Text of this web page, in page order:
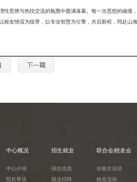
性思辨与热忱交流的氛围中圆满落幕。每一次思想的碰撞
校友情谊为纽带，以专业智慧为引擎，共启新程，同赴山海
中心概况
中心介绍
院长寄语
招生就业
招生信息
就业招聘
联合会|校友会
在校生活动
校友活动